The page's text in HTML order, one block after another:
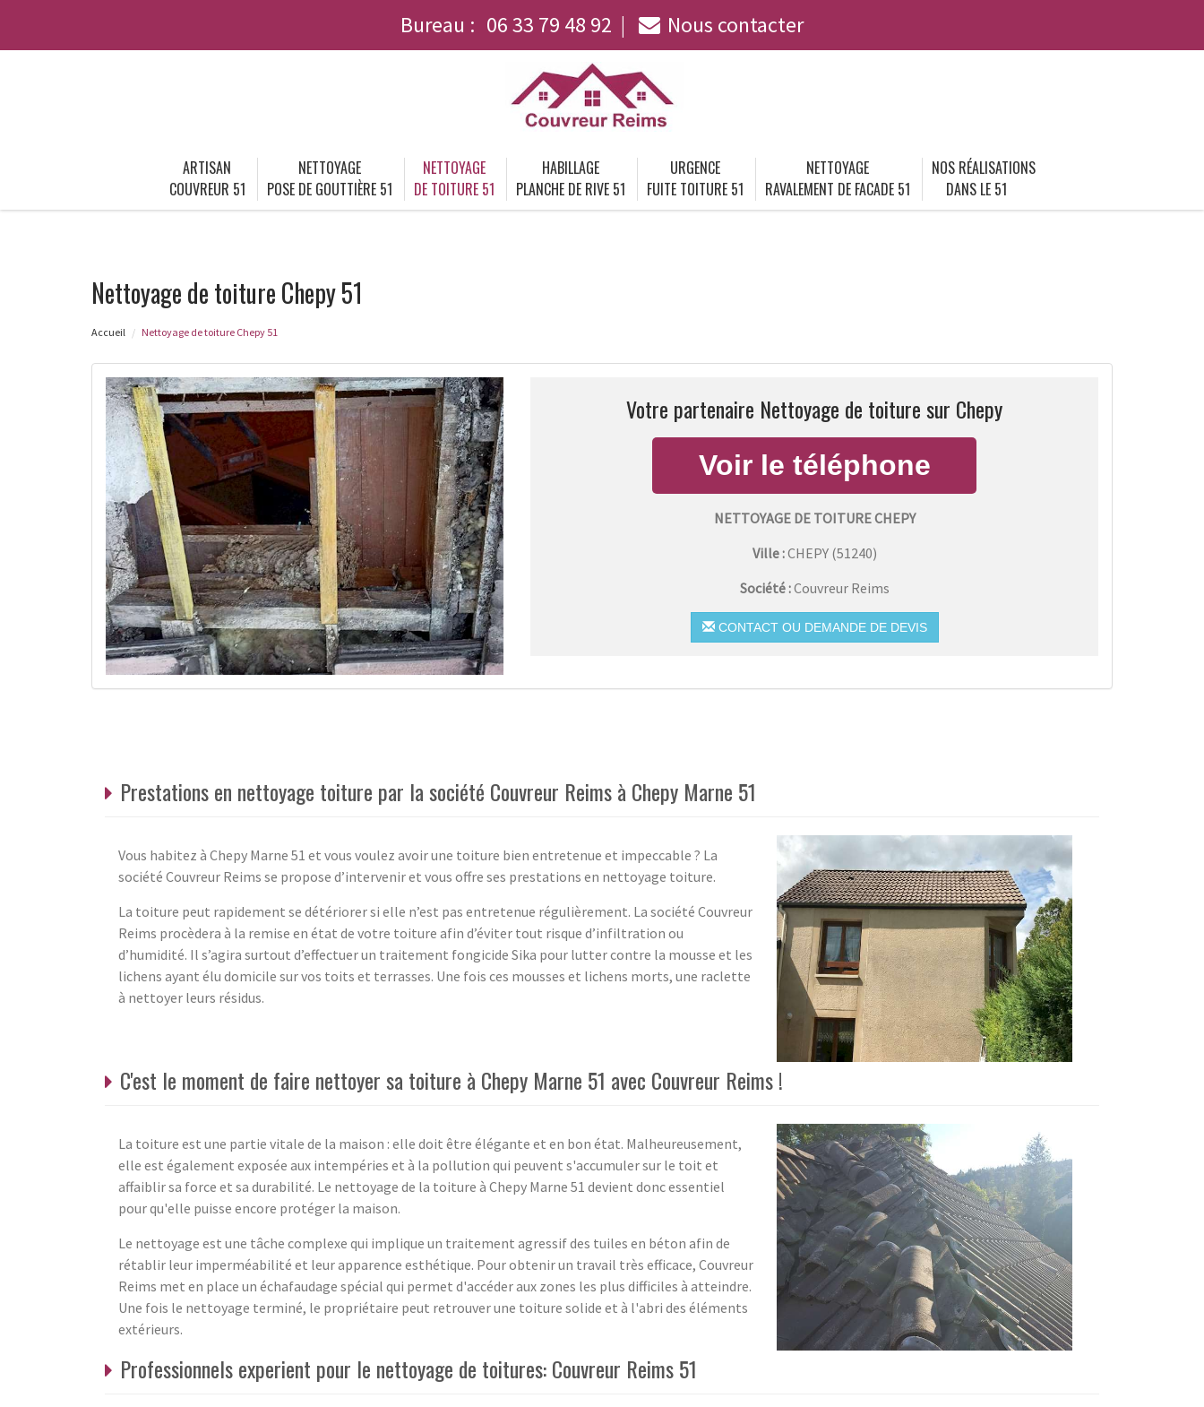
Bureau : 06 33 79 48 92 Nous contacter
ARTISAN
COUVREUR 51
NETTOYAGE
POSE DE GOUTTIÈRE 51
NETTOYAGE
DE TOITURE 51
HABILLAGE
PLANCHE DE RIVE 51
URGENCE
FUITE TOITURE 51
NETTOYAGE
RAVALEMENT DE FACADE 51
NOS RÉALISATIONS
DANS LE 51
Nettoyage de toiture Chepy 51
Accueil Nettoyage de toiture Chepy 51
Votre partenaire Nettoyage de toiture sur Chepy
NETTOYAGE DE TOITURE CHEPY
Ville :CHEPY(51240)
Société :Couvreur Reims
CONTACT OU DEMANDE DE DEVIS
Prestations en nettoyage toiture par la société Couvreur Reims à Chepy Marne 51
Vous habitez à Chepy Marne 51 et vous voulez avoir une toiture bien entretenue et impeccable ? La
société Couvreur Reims se propose d’intervenir et vous offre ses prestations en nettoyage toiture.
La toiture peut rapidement se détériorer si elle n’est pas entretenue régulièrement. La société Couvreur
Reims procèdera à la remise en état de votre toiture afin d’éviter tout risque d’infiltration ou
d’humidité. Il s’agira surtout d’effectuer un traitement fongicide Sika pour lutter contre la mousse et les
lichens ayant élu domicile sur vos toits et terrasses. Une fois ces mousses et lichens morts, une raclette
à nettoyer leurs résidus.
C'est le moment de faire nettoyer sa toiture à Chepy Marne 51 avec Couvreur Reims !
La toiture est une partie vitale de la maison : elle doit être élégante et en bon état. Malheureusement,
elle est également exposée aux intempéries et à la pollution qui peuvent s'accumuler sur le toit et
affaiblir sa force et sa durabilité. Le nettoyage de la toiture à Chepy Marne 51 devient donc essentiel
pour qu'elle puisse encore protéger la maison.
Le nettoyage est une tâche complexe qui implique un traitement agressif des tuiles en béton afin de
rétablir leur imperméabilité et leur apparence esthétique. Pour obtenir un travail très efficace, Couvreur
Reims met en place un échafaudage spécial qui permet d'accéder aux zones les plus difficiles à atteindre.
Une fois le nettoyage terminé, le propriétaire peut retrouver une toiture solide et à l'abri des éléments
extérieurs.
Professionnels experient pour le nettoyage de toitures: Couvreur Reims 51